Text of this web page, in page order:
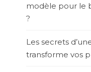
modèle pour le
?
Les secrets
transforme vos